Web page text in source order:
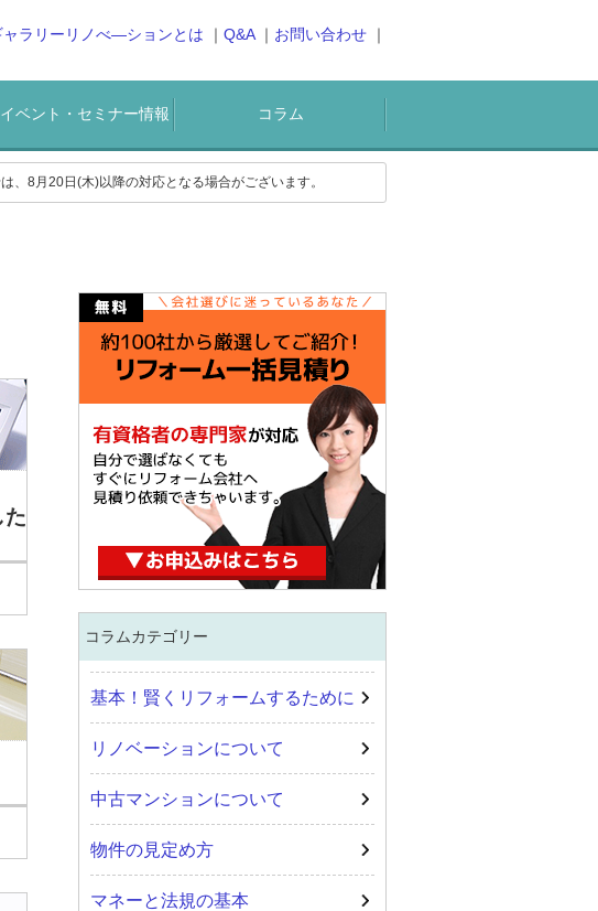
ャラリーリノべ―ションとは Q&A お問い合わせ
ベント・セミナー情報 コラム
、8月20日(木)以降の対応となる場合がございます。
コラムカテゴリー
基本！賢くリフォームするために
リノベーションについて
中古マンションについて
物件の見定め方
マネーと法規の基本